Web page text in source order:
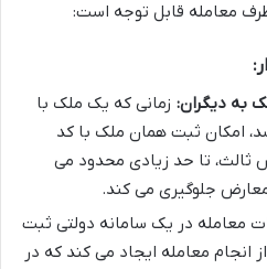
معامله قابل توجه است:
به دیگران: زمانی که یک ملک با
امکان ثبت همان ملک با کد
ثالث، تا حد زیادی محدود می
جلوگیری می کند.
معامله در یک سامانه دولتی ثبت
معامله ایجاد می کند که در